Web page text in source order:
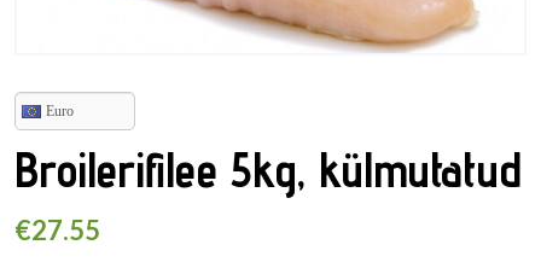
Euro
Broilerifilee 5kg, külmutatud
€27.55